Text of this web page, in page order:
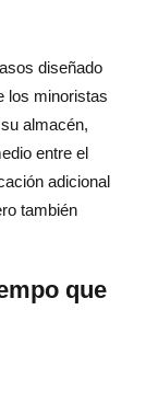
diseñado
los minoristas
almacén,
entre el
adicional
también
que